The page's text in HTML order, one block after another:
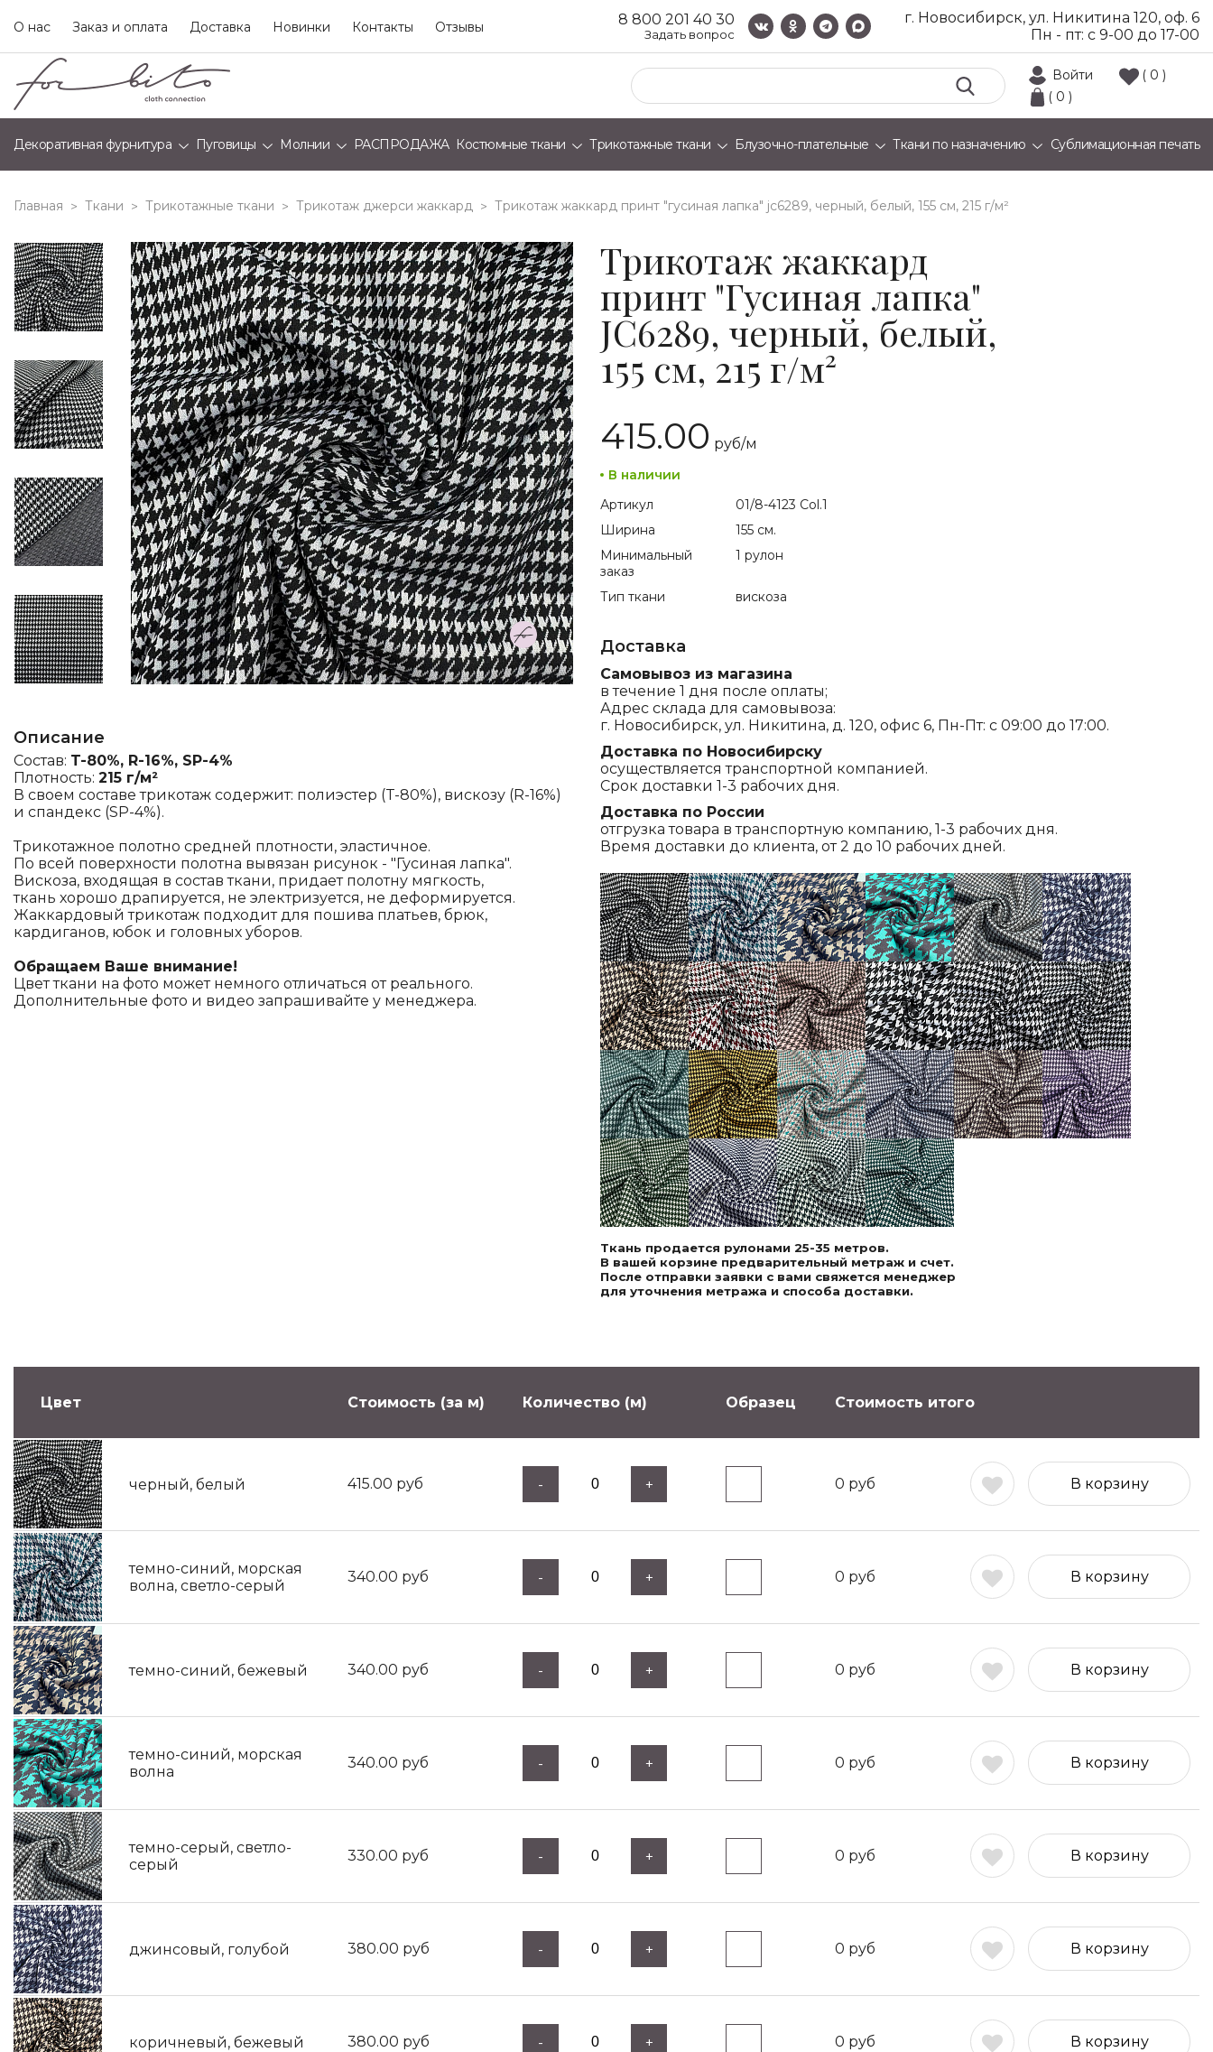
О нас Заказ и оплата Доставка Новинки Контакты Отзывы 8 800 201 40 30
Задать вопрос
г. Новосибирск, ул. Никитина 120, оф. 6
Пн - пт: с 9-00 до 17-00
Войти
( 0 )
( 0 )
Декоративная фурнитура Пуговицы Молнии РАСПРОДАЖА Костюмные ткани Трикотажные ткани Блузочно-плательные Ткани по назначению Сублимационная печать
Главная > Ткани > Трикотажные ткани > Трикотаж джерси жаккард > трикотаж жаккард принт "гусиная лапка" jc6289, черный, белый, 155 см, 215 г/м²
Описание
Состав: T-80%, R-16%, SP-4%
Плотность: 215 г/м²
В своем составе трикотаж содержит: полиэстер (T-80%), вискозу (R-16%)
и спандекс (SP-4%).
Трикотажное полотно средней плотности, эластичное.
По всей поверхности полотна вывязан рисунок - "Гусиная лапка".
Вискоза, входящая в состав ткани, придает полотну мягкость,
ткань хорошо драпируется, не электризуется, не деформируется.
Жаккардовый трикотаж подходит для пошива платьев, брюк,
кардиганов, юбок и головных уборов.
Обращаем Ваше внимание!
Цвет ткани на фото может немного отличаться от реального.
Дополнительные фото и видео запрашивайте у менеджера.
Трикотаж жаккард
принт "Гусиная лапка"
JC6289, черный, белый,
155 см, 215 г/м²
415.00 руб/м
В наличии
Артикул
01/8-4123 Col.1
Ширина
155 см.
Минимальный
заказ
1 рулон
Тип ткани вискоза
Доставка
Самовывоз из магазина
в течение 1 дня после оплаты;
Адрес склада для самовывоза:
г. Новосибирск, ул. Никитина, д. 120, офис 6, Пн-Пт: с 09:00 до 17:00.
Доставка по Новосибирску
осуществляется транспортной компанией.
Срок доставки 1-3 рабочих дня.
Доставка по России
отгрузка товара в транспортную компанию, 1-3 рабочих дня.
Время доставки до клиента, от 2 до 10 рабочих дней.
Ткань продается рулонами 25-35 метров.
В вашей корзине предварительный метраж и счет.
После отправки заявки с вами свяжется менеджер
для уточнения метража и способа доставки.
Цвет Стоимость (за м) Количество (м) Образец Стоимость итого
черный, белый 415.00 руб - + 0 руб В корзину
темно-синий, морская
волна, светло-серый
340.00 руб - + 0 руб В корзину
темно-синий, бежевый 340.00 руб - + 0 руб В корзину
темно-синий, морская
волна
340.00 руб - + 0 руб В корзину
темно-серый, светло-
серый
330.00 руб - + 0 руб В корзину
джинсовый, голубой 380.00 руб - + 0 руб В корзину
коричневый, бежевый 380.00 руб - + 0 руб В корзину